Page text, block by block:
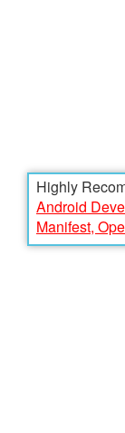
Highly
Android
Manifest,